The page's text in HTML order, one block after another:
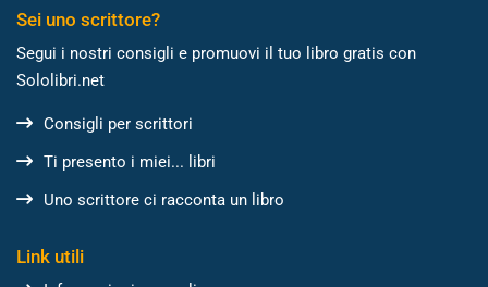
Sei uno scrittore?
Segui i nostri consigli e promuovi il tuo libro gratis con
Sololibri.net
Consigli per scrittori
Ti presento i miei... libri
Uno scrittore ci racconta un libro
Link utili